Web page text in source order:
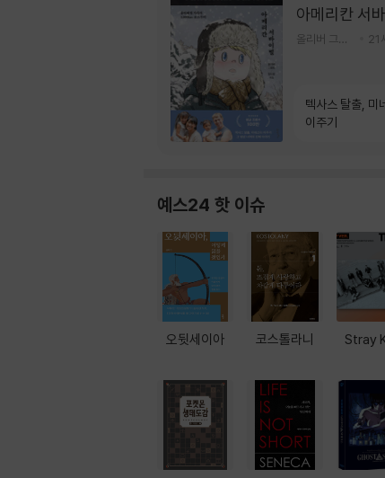
아메리칸 서
21
텍사스 탈출, 미
이주기
예스24 핫 이슈
오뒷세이아 코스톨라니 Stray